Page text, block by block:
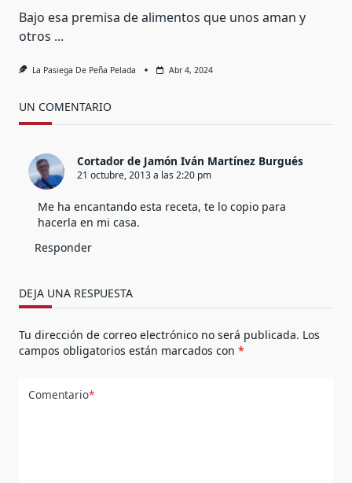
Bajo esa premisa de alimentos que unos aman y
otros ...
La Pasiega De Peña Pelada Abr 4, 2024
UN COMENTARIO
Cortador de Jamón Iván Martínez Burgués
21 octubre, 2013 a las 2:20 pm
Me ha encantando esta receta, te lo copio para
hacerla en mi casa.
Responder
DEJA UNA RESPUESTA
Tu dirección de correo electrónico no será publicada. Los
campos obligatorios están marcados con *
Comentario*